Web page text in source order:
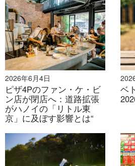
マーケ
ティン
グ
ローカル、低予
算
財源
限定的、自己資
金
スケー
ラビリ
ティ
遅い、一貫性が
ない
ベトナムの食品・飲料
市場：成長と淘汰の狭
ベトナムの食品・飲料フランチ
拡大していますが、その成長は必
せん。店舗数では依然として独立
ますが、フランチャイズチェーン
は、ブランド力の強化、オペレー
て拡張性の向上により、売上高シ
す。この変化は、市場の成熟と
造的な転換を示しています。
2026年6月4日
ピザ4Pのファン・ケ・ビ
ン店が閉店へ：道路拡張
がハノイの「リトル東
京」に及ぼす影響とは“
ベ